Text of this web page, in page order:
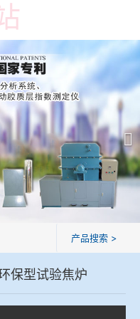
＞
统
产品搜索 >
保型试验焦炉